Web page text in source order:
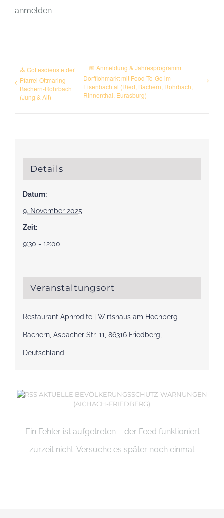
anmelden
⛪ Gottesdienste der
Pfarrei Ottmaring-
Bachern-Rohrbach
(Jung & Alt)
📅 Anmeldung & Jahresprogramm
Dorfflohmarkt mit Food-To-Go im
Eisenbachtal (Ried, Bachern, Rohrbach,
Rinnenthal, Eurasburg)
Details
Datum:
9. November 2025
Zeit:
9:30 - 12:00
Veranstaltungsort
Restaurant Aphrodite | Wirtshaus am Hochberg
Bachern, Asbacher Str. 11, 86316 Friedberg,
Deutschland
AKTUELLE BEVÖLKERUNGSSCHUTZ-WARNUNGEN
(AICHACH-FRIEDBERG)
Ein Fehler ist aufgetreten – der Feed funktioniert
zurzeit nicht. Versuche es später noch einmal.